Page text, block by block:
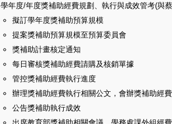
學年度/年度獎補助經費規劃、執行與成效管考(與
擬訂學年度獎補助預算規模
提案獎補助預算規模至預算委員會
獎補助計畫核定通知
每日審核獎補助經費請購及核銷單據
管控獎補助經費執行進度
辦理獎補助經費執行相關公文，會辦獎補助經
公告獎補助執行成效
出席教育部獎補助相關會議、學務處課外組經